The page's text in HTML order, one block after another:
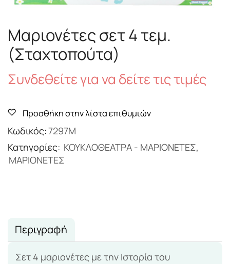
Μαριονέτες σετ 4 τεμ.
(Σταχτοπούτα)
Συνδεθείτε για να δείτε τις τιμές
Προσθήκη στην λίστα επιθυμιών
Κωδικός:7297Μ
Κατηγορίες: ΚΟΥΚΛΟΘΕΑΤΡΑ - ΜΑΡΙΟΝΕΤΕΣ,
ΜΑΡΙΟΝΕΤΕΣ
Περιγραφή
Σετ 4 μαριονέτες με την Ιστορία του